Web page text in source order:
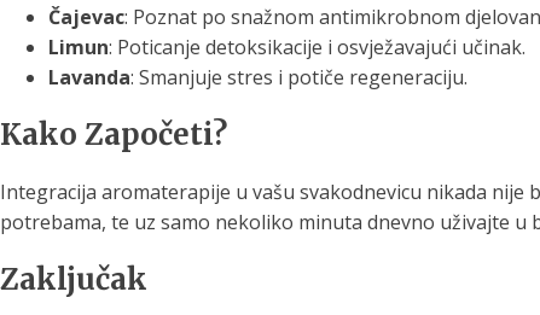
Čajevac: Poznat po snažnom antimikrobnom
Limun: Poticanje detoksikacije i osvježavajući učinak.
Lavanda: Smanjuje stres i potiče regeneraciju.
Kako Započeti?
Integracija aromaterapije u vašu svakodnevicu nikada nije
potrebama, te uz samo nekoliko minuta dnevno uživajte u
Zaključak